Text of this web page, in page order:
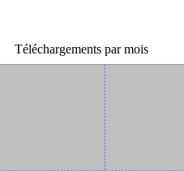
Téléchargements par mois